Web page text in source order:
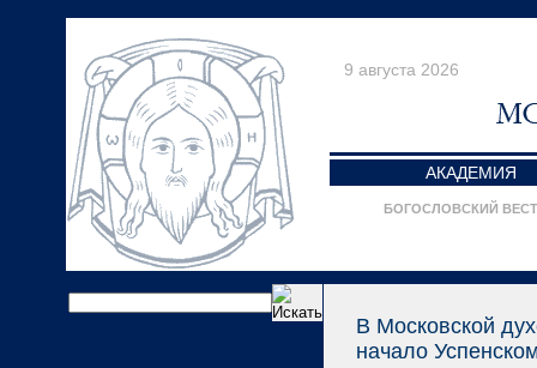
9 августа 2026
АКАДЕМИЯ
БОГОСЛОВСКИЙ
В Московской
начало